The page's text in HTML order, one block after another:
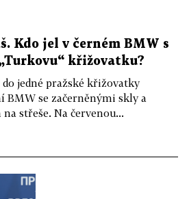
Kdo jel v černém BMW s
křižovatku?
jedné pražské křižovatky
se začerněnými skly a
střeše. Na červenou...